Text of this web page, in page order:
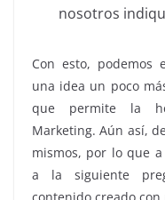
nosotros
Con esto, podemos
una idea un poco
que permite la
Marketing. Aún así,
mismos, por lo que
a la siguiente